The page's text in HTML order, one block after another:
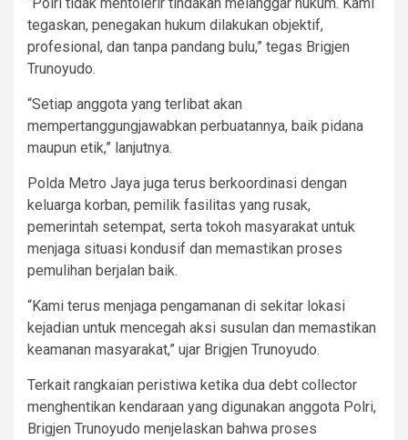
tegaskan, penegakan hukum dilakukan objektif,
profesional, dan tanpa pandang bulu,” tegas Brigjen
Trunoyudo.
“Setiap anggota yang terlibat akan
mempertanggungjawabkan perbuatannya, baik pidana
maupun etik,” lanjutnya.
Polda Metro Jaya juga terus berkoordinasi dengan
keluarga korban, pemilik fasilitas yang rusak,
pemerintah setempat, serta tokoh masyarakat untuk
menjaga situasi kondusif dan memastikan proses
pemulihan berjalan baik.
“Kami terus menjaga pengamanan di sekitar lokasi
kejadian untuk mencegah aksi susulan dan memastikan
keamanan masyarakat,” ujar Brigjen Trunoyudo.
Terkait rangkaian peristiwa ketika dua debt collector
menghentikan kendaraan yang digunakan anggota Polri,
Brigjen Trunoyudo menjelaskan bahwa proses